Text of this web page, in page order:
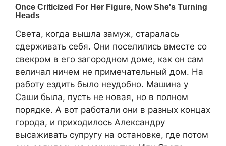
Света, когда вышла замуж, старалась
сдерживать себя. Они поселились вместе со
свекром в его загородном доме, как он сам
величал ничем не примечательный дом. На
работу ездить было неудобно. Машина у
Саши была, пусть не новая, но в полном
порядке. А вот работали они в разных концах
города, и приходилось Александру
высаживать супругу на остановке, где потом